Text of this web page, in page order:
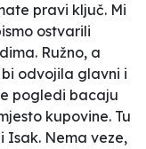
pravi ključ. Mi
ostvarili
Ružno, a
odvojila glavni i
pogledi bacaju
kupovine. Tu
Isak. Nema veze,